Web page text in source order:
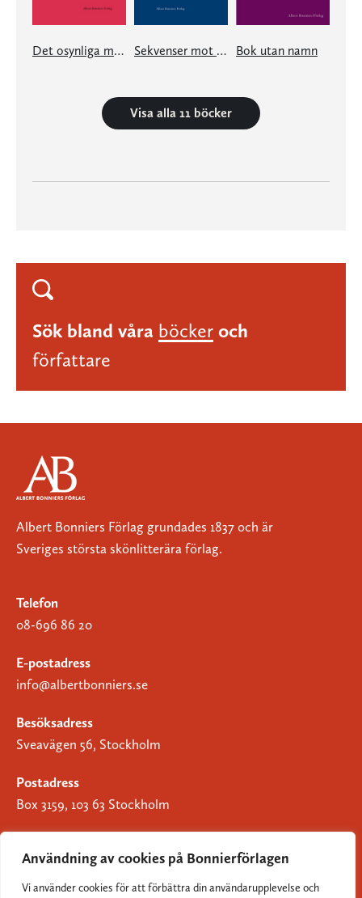
Användning av cookies på Bonnierförlagen
Vi använder cookies för att förbättra din användarupplevelse och
Det osynliga motstyckets bok Sekvenser mot Omega Bok utan namn
Visa alla 11 böcker
Sök bland våra böcker och
författare
Albert Bonniers Förlag grundades 1837 och är
Sveriges största skönlitterära förlag.
Telefon
08-696 86 20
E-postadress
info@albertbonniers.se
Besöksadress
Sveavägen 56, Stockholm
Postadress
Box 3159, 103 63 Stockholm
Om Bonnierförlagen